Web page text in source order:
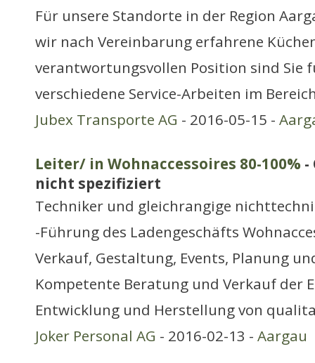
Für unsere Standorte in der Region
wir nach Vereinbarung erfahrene
verantwortungsvollen Position sind Sie
verschiedene Service-Arbeiten im
Jubex Transporte AG - 2016-05-15 -
Leiter/ in Wohnaccessoires 80-100% -
nicht spezifiziert
Techniker und gleichrangige
-Führung des Ladengeschäfts
Verkauf, Gestaltung, Events, Planung
Kompetente Beratung und Verkauf der
Entwicklung und Herstellung von
Joker Personal AG - 2016-02-13 - Aargau